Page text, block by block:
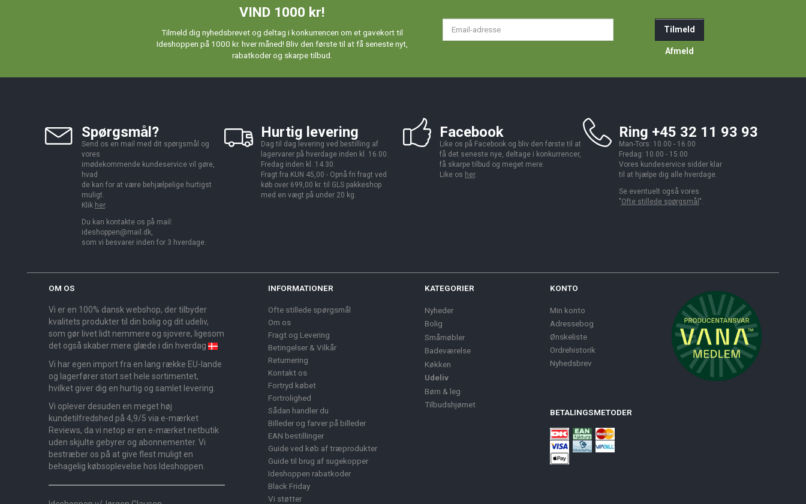
VIND 1000 kr!
Tilmeld dig nyhedsbrevet og deltag i konkurrencen om et gavekort til
Ideshoppen på 1000 kr. hver måned! Bliv den første til at få seneste nyt,
rabatkoder og skarpe tilbud.
Tilmeld
Afmeld
Spørgsmål?
Send os en mail med dit spørgsmål og
vores
imødekommende kundeservice vil gøre,
hvad
de kan for at være behjælpelige hurtigst
muligt.
Klik her.
Du kan kontakte os på mail:
ideshoppen@mail.dk,
som vi besvarer inden for 3 hverdage.
Hurtig levering
Dag til dag levering ved bestilling af
lagervarer på hverdage inden kl. 16.00.
Fredag inden kl. 14.30.
Fragt fra KUN 45,00 - Opnå fri fragt ved
køb over 699,00 kr. til GLS pakkeshop
med en vægt på under 20 kg.
Facebook
Like os på Facebook og bliv den første til at
få det seneste nye, deltage i konkurrencer,
få skarpe tilbud og meget mere.
Like os her.
Ring +45 32 11 93 93
Man-Tors: 10.00 - 16.00
Fredag: 10.00 - 15.00
Vores kundeservice sidder klar
til at hjælpe dig alle hverdage.
Se eventuelt også vores
"Ofte stillede spørgsmål ".
OM OS
Vi er en 100% dansk webshop, der tilbyder
kvalitets produkter til din bolig og dit udeliv,
som gør livet lidt nemmere og sjovere, ligesom
det også skaber mere glæde i din hverdag
Vi har egen import fra en lang række EU-lande
og lagerfører stort set hele sortimentet,
hvilket giver dig en hurtig og samlet levering.
Vi oplever desuden en meget høj
kundetilfredshed på 4,9/5 via e-mærket
Reviews, da vi netop er en e-mærket netbutik
uden skjulte gebyrer og abonnementer. Vi
bestræber os på at give flest muligt en
behagelig købsoplevelse hos Ideshoppen.
INFORMATIONER
Ofte stillede spørgsmål
Om os
Fragt og Levering
Betingelser & Vilkår
Returnering
Kontakt os
Fortryd købet
Fortrolighed
Sådan handler du
Billeder og farver på billeder
EAN bestillinger
Guide ved køb af træprodukter
Guide til brug af sugekopper
Ideshoppen rabatkoder
Black Friday
Vi støtter
KATEGORIER
Nyheder
Bolig
Småmøbler
Badeværelse
Køkken
Udeliv
Børn & leg
Tilbudshjørnet
KONTO
Min konto
Adressebog
Ønskeliste
Ordrehistorik
Nyhedsbrev
BETALINGSMETODER